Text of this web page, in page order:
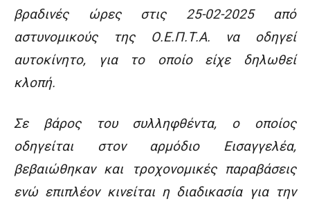
βραδινές ώρες στις 25-02-2025 από
αστυνομικούς της Ο.Ε.Π.Τ.Α. να οδηγεί
αυτοκίνητο, για το οποίο είχε δηλωθεί
κλοπή.
Σε βάρος του συλληφθέντα, ο οποίος
οδηγείται στον αρμόδιο Εισαγγελέα,
βεβαιώθηκαν και τροχονομικές παραβάσεις
ενώ επιπλέον κινείται η διαδικασία για την